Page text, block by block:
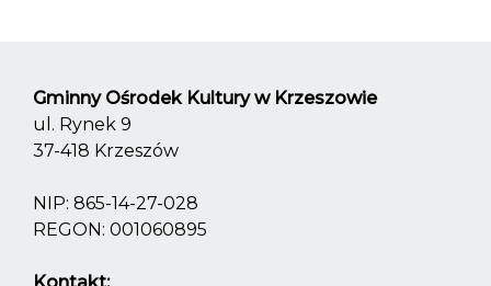
Gminny Ośrodek Kultury w Krzeszowie
ul. Rynek 9
37-418 Krzeszów
NIP: 865-14-27-028
REGON: 001060895